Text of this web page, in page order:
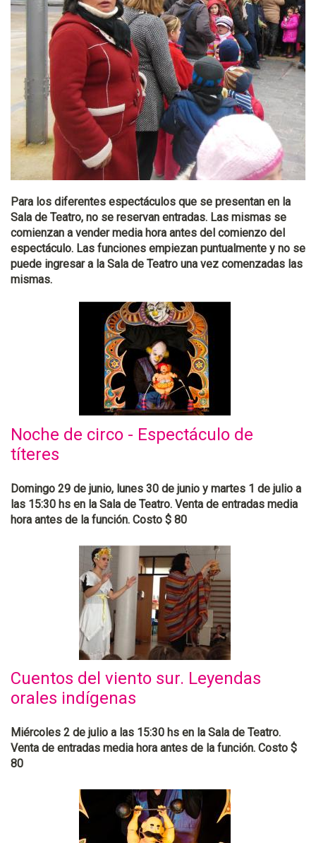
Para los diferentes espectáculos que se presentan en la
Sala de Teatro, no se reservan entradas. Las mismas se
comienzan a vender media hora antes del comienzo del
espectáculo. Las funciones empiezan puntualmente y no se
puede ingresar a la Sala de Teatro una vez comenzadas las
mismas.
Noche de circo - Espectáculo de
títeres
Domingo 29 de junio, lunes 30 de junio y martes 1 de julio a
las 15:30 hs en la Sala de Teatro. Venta de entradas media
hora antes de la función. Costo $ 80
Cuentos del viento sur. Leyendas
orales indígenas
Miércoles 2 de julio a las 15:30 hs en la Sala de Teatro.
Venta de entradas media hora antes de la función. Costo $
80